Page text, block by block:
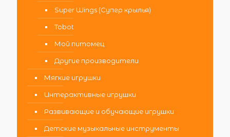
Super Wings (Супер крылья)
Tobot
Мой питомец
Другие производители
Мягкие игрушки
Интерактивные игрушки
Развивающие и обучающие игрушки
Детские музыкальные инструменты